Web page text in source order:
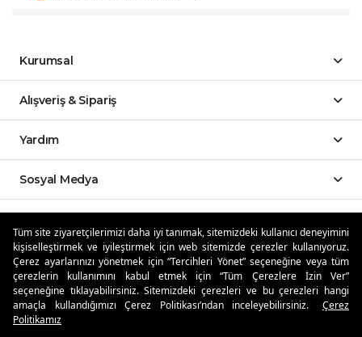
Tüm site ziyaretçilerimizi daha iyi tanımak, sitemizdeki kullanıcı deneyimini
kişiselleştirmek ve iyileştirmek için web sitemizde çerezler kullanıyoruz.
Çerez ayarlarınızı yönetmek için “Tercihleri Yönet” seçeneğine veya tüm
çerezlerin kullanımını kabul etmek için “Tüm Çerezlere İzin Ver”
seçeneğine tıklayabilirsiniz. Sitemizdeki çerezleri ve bu çerezleri hangi
amaçla kullandığımızı Çerez Politikası’ndan inceleyebilirsiniz.
Çerez
Politikamız
Kurumsal
Alışveriş & Sipariş
Yardım
Sosyal Medya
Özdilekteyim'de Taksit Avantajları
Güvenli Alışveriş